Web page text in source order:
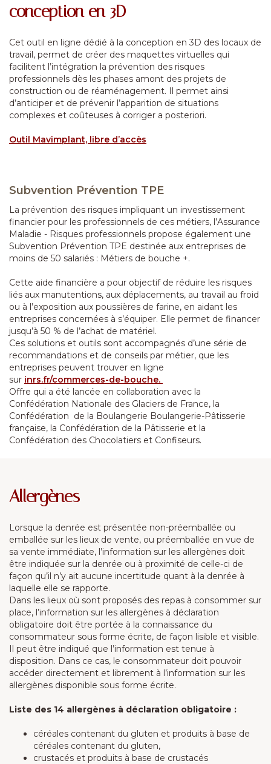
conception en 3D
Cet outil en ligne dédié à la conception en 3D des locaux de
travail, permet de créer des maquettes virtuelles qui
facilitent l’intégration la prévention des risques
professionnels dès les phases amont des projets de
construction ou de réaménagement. Il permet ainsi
d’anticiper et de prévenir l’apparition de situations
complexes et coûteuses à corriger a posteriori.
Outil Mavimplant, libre d’accès
Subvention Prévention TPE
La prévention des risques impliquant un investissement
financier pour les professionnels de ces métiers, l’Assurance
Maladie - Risques professionnels propose également une
Subvention Prévention TPE destinée aux entreprises de
moins de 50 salariés : Métiers de bouche +.
Cette aide financière a pour objectif de réduire les risques
liés aux manutentions, aux déplacements, au travail au froid
ou à l’exposition aux poussières de farine, en aidant les
entreprises concernées à s’équiper. Elle permet de financer
jusqu’à 50 % de l’achat de matériel.
Ces solutions et outils sont accompagnés d’une série de
recommandations et de conseils par métier, que les
entreprises peuvent trouver en ligne
sur inrs.fr/commerces-de-bouche.
Offre qui a été lancée en collaboration avec la
Confédération Nationale des Glaciers de France, la
Confédération de la Boulangerie Boulangerie-Pâtisserie
française, la Confédération de la Pâtisserie et la
Confédération des Chocolatiers et Confiseurs.
Allergènes
Lorsque la denrée est présentée non-préemballée ou
emballée sur les lieux de vente, ou préemballée en vue de
sa vente immédiate, l’information sur les allergènes doit
être indiquée sur la denrée ou à proximité de celle-ci de
façon qu’il n’y ait aucune incertitude quant à la denrée à
laquelle elle se rapporte.
Dans les lieux où sont proposés des repas à consommer sur
place, l’information sur les allergènes à déclaration
obligatoire doit être portée à la connaissance du
consommateur sous forme écrite, de façon lisible et visible.
Il peut être indiqué que l’information est tenue à
disposition. Dans ce cas, le consommateur doit pouvoir
accéder directement et librement à l’information sur les
allergènes disponible sous forme écrite.
Liste des 14 allergènes à déclaration obligatoire :
céréales contenant du gluten et produits à base de
céréales contenant du gluten,
crustacés et produits à base de crustacés